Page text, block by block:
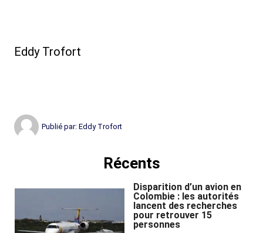
Eddy Trofort
Publié par: Eddy Trofort
Récents
Disparition d’un avion en
Colombie : les autorités
lancent des recherches
pour retrouver 15
personnes